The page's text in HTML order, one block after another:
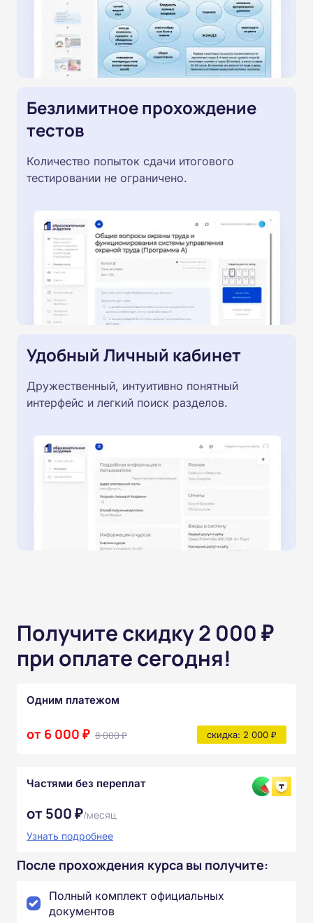
Безлимитное прохождение
тестов
Количество попыток сдачи итогового
тестировании не ограничено.
Удобный Личный кабинет
Дружественный, интуитивно понятный
интерфейс и легкий поиск разделов.
Получите скидку 2 000 ₽
при оплате сегодня!
Одним платежом
от 6 000 ₽ 8 000 ₽ скидка: 2 000 ₽
Частями без переплат
от 500 ₽/месяц
Узнать подробнее
После прохождения курса вы получите:
Полный комплект официальных
документов